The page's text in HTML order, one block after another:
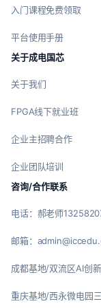
入门课程免费领取
平台使用手册
关于成电国芯
关于我们
FPGA线下就业班
企业主招聘合作
企业团队培训
咨询/合作联系
电话：郝老师
邮箱：
成都基地/双流区AI创
重庆基地/西永微电园